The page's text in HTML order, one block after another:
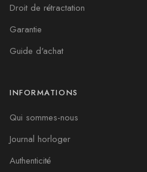
Droit de rétractation
Garantie
Guide d'achat
INFORMATIONS
Qui sommes-nous
Journal horloger
Authenticité